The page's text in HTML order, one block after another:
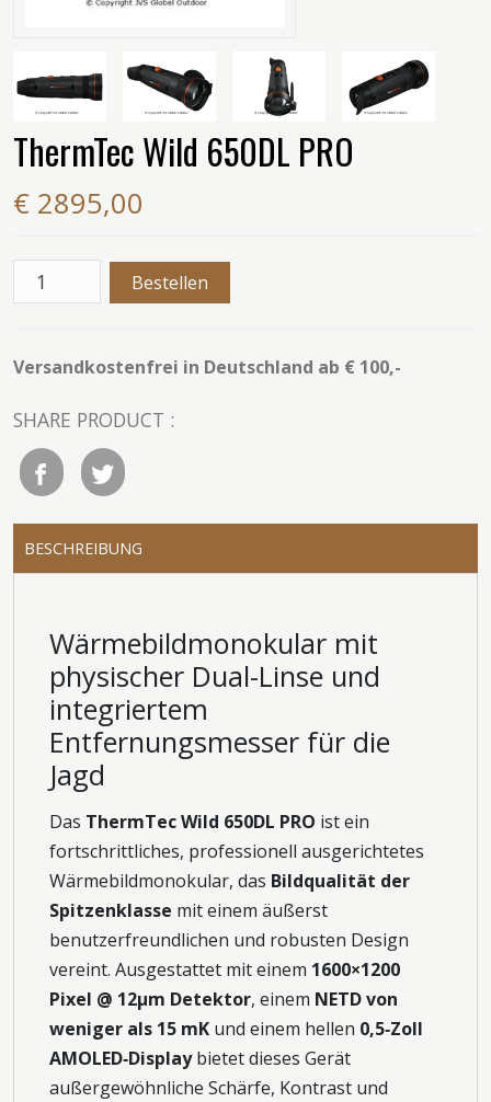
ThermTec Wild 650DL PRO
€ 2895,00
Versandkostenfrei in Deutschland ab € 100,-
SHARE PRODUCT :
BESCHREIBUNG
Wärmebildmonokular mit
physischer Dual-Linse und
integriertem
Entfernungsmesser für die
Jagd
Das ThermTec Wild 650DL PRO ist ein
fortschrittliches, professionell ausgerichtetes
Wärmebildmonokular, das Bildqualität der
Spitzenklasse mit einem äußerst
benutzerfreundlichen und robusten Design
vereint. Ausgestattet mit einem 1600×1200
Pixel @ 12μm Detektor, einem NETD von
weniger als 15 mK und einem hellen 0,5‑Zoll
AMOLED‑Displaybietet dieses Gerät
außergewöhnliche Schärfe, Kontrast und